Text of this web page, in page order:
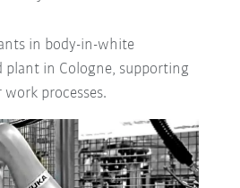
in body-in-white
plant in Cologne, supporting
processes.